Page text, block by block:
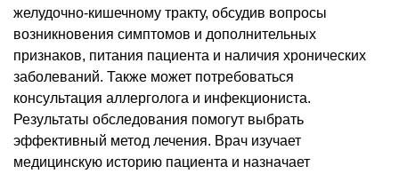
желудочно-кишечному тракту, обсудив вопросы
возникновения симптомов и дополнительных
признаков, питания пациента и наличия хронических
заболеваний. Также может потребоваться
консультация аллерголога и инфекциониста.
Результаты обследования помогут выбрать
эффективный метод лечения. Врач изучает
медицинскую историю пациента и назначает